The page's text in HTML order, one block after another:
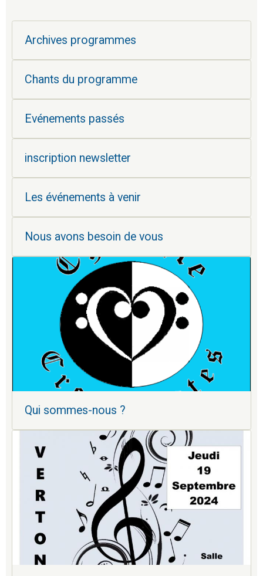
Archives programmes
Chants du programme
Evénements passés
inscription newsletter
Les événements à venir
Nous avons besoin de vous
Qui sommes-nous ?